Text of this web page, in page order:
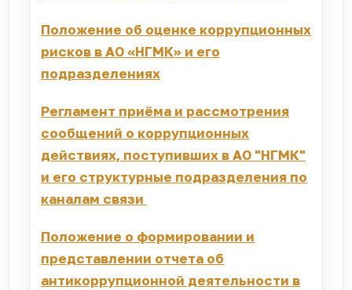
Положение об оценке коррупционных
рисков в АО «НГМК» и его
подразделениях
Регламент приёма и рассмотрения
сообщений о коррупционных
действиях, поступивших в АО "НГМК"
и его структурные подразделения по
каналам связи
Положение о формировании и
представлении отчета об
антикоррупционной деятельности в